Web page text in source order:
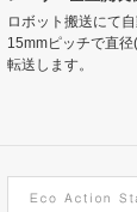
ロボット搬送にて
15mmピッチで直
転送します。